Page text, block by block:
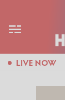
LIVE NOW